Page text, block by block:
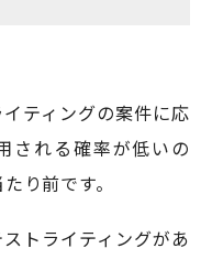
ティングの案件に応
される確率が低いの
り前です。
トライティングがあ